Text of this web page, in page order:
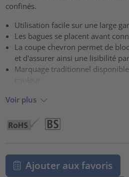
confinés.
Utilisation facile sur une large
Les bagues se placent avant
La coupe chevron permet de
et d'assurer ainsi une lisibilité
Marquage traditionnel
Voir plus
Ajouter aux favoris